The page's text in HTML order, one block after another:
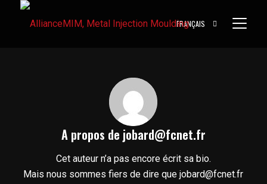
FRANÇAIS
A propos de jobard@fcnet.fr
Cet auteur n’a pas encore écrit sa bio.
Mais nous sommes fiers de dire quejobard@fcnet.fr